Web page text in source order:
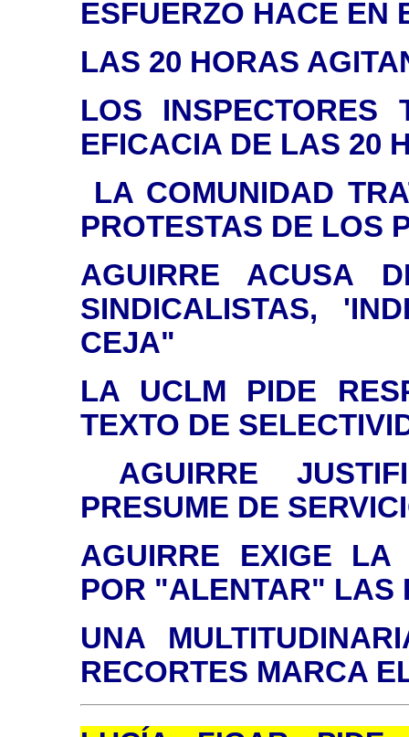
ESFUERZO HACE EN
LAS 20 HORAS
LOS INSPECTORES
EFICACIA DE LAS 20
LA COMUNIDAD
PROTESTAS DE LOS
AGUIRRE ACUSA
SINDICALISTAS,
CEJA"
LA UCLM PIDE
TEXTO DE
AGUIRRE
PRESUME DE
AGUIRRE EXIGE LA
POR "ALENTAR" LAS
UNA
RECORTES MARCA